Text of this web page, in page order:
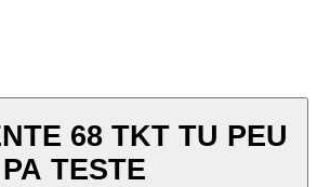
68 TKT TU PEU
PA TESTE